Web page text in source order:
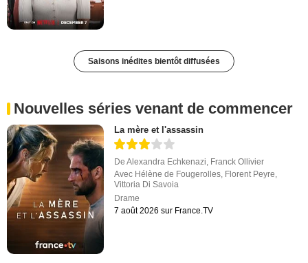
Saisons inédites bientôt diffusées
Nouvelles séries venant de commencer
La mère et l'assassin
DeAlexandra Echkenazi Franck Ollivier
Avec Hélène de Fougerolles Florent Peyre
Vittoria Di Savoia
Drame
7 août 2026 sur France.TV